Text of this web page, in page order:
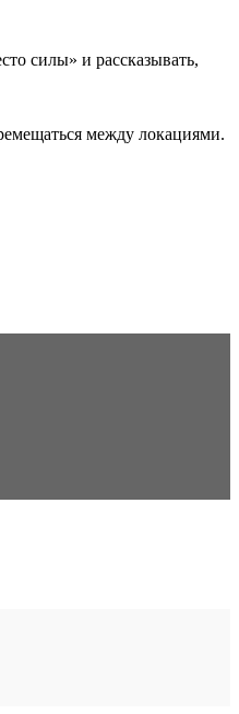
силы» и рассказывать,
между локациями.